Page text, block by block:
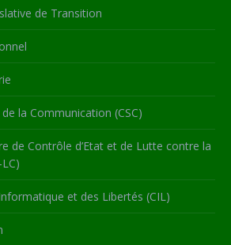
new
de Transition
la Communication (CSC)
de Contrôle d’Etat et de Lutte contre la
et des Libertés (CIL)